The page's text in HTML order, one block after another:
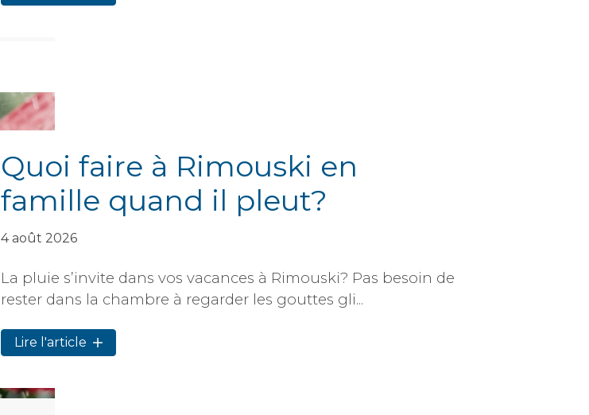
Quoi faire à Rimouski en
famille quand il pleut?
4 août 2026
La pluie s’invite dans vos vacances à Rimouski? Pas besoin de
rester dans la chambre à regarder les gouttes gli...
Lire l'article